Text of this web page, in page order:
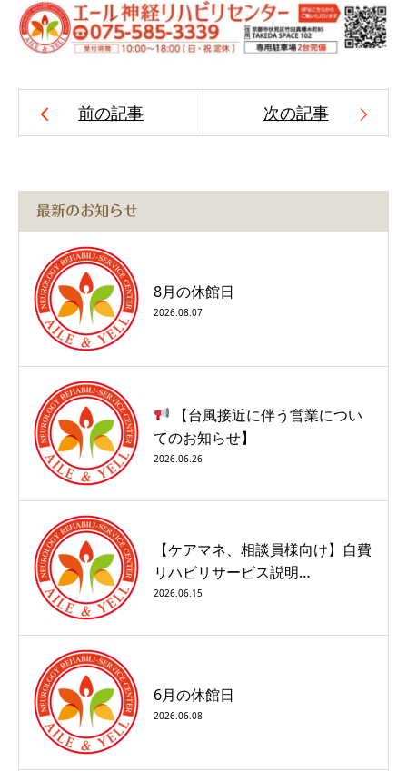
前の記事 次の記事
最新のお知らせ
8月の休館日
2026.08.07
【台風接近に伴う営業につい
てのお知らせ】
2026.06.26
【ケアマネ、相談員様向け】自費
リハビリサービス説明…
2026.06.15
6月の休館日
2026.06.08